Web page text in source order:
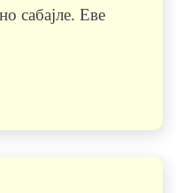
сабајле. Еве